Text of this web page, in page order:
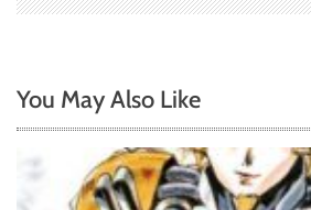
You May Also Like